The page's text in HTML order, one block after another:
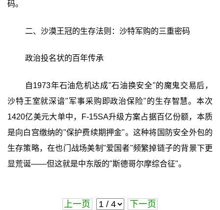
码。
二、沙漠王冠的生存法则：沙特军购的三重密码
政治投名状的百年传承
自1973年石油危机达成"石油换安全"的魔鬼交易后，
沙特王室就深谙"军事采购即政治保险"的生存智慧。本次
1420亿美元大单中，F-15SA升级方案占据百亿份额，本质
是向白宫缴纳的"保护费续期押金"。这种将国防安全外包的
生存策略，在也门战场美制"爱国者"频繁掉链子的背景下更
显荒诞——但这就是中东版的"斯德哥尔摩综合征"。
上一页 下一页